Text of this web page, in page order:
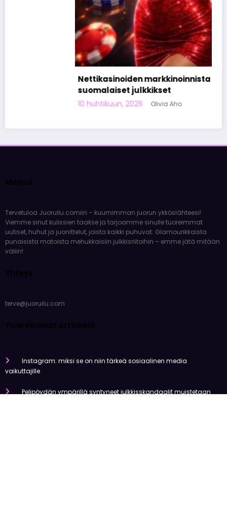
Nettikasinoiden markkinoinnista tunnetut
suomalaiset julkkikset
10 huhtikuun, 2026 Olivia Aho
Meistä
Tervetuloa Juoruilu.comiin – kuumimman juorun ykköslähteesi!
Viemme sinut kulissien taakse ja tarjoamme sinulle tuoreimmat
uutiset, huhut ja juonittelut, joista kaikki puhuvat. Glamourikkaista
punaisista matoista mehukkaisiin julkkisriitoihin – emme jätä mitään
väliin!
Yhteys
terve@juoruilu.com
Tuoreimmat artikkelit
Instagram: miksi se on niin tärkeä sosiaalinen media
vaikuttajille
Pelipöydän ympärillä syntyneet julkkisskandaalit muistetaan